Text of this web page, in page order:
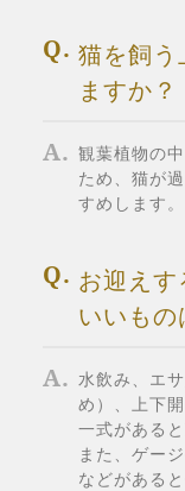
猫を飼う
ますか？
観葉植物の
ため、猫が
すめします。
お迎え
いいもの
水飲み、エ
め）、上下
一式がある
また、ゲー
などがあると